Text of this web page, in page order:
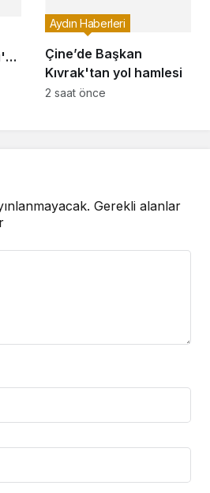
Çine’de Başkan
Kıvrak'tan yol hamlesi
Aydın Haberleri
2 saat önce
Gerekli alanlar